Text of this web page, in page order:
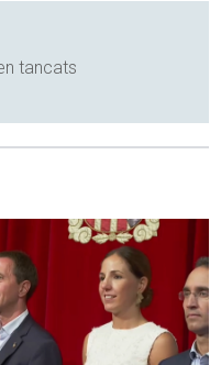
tancats